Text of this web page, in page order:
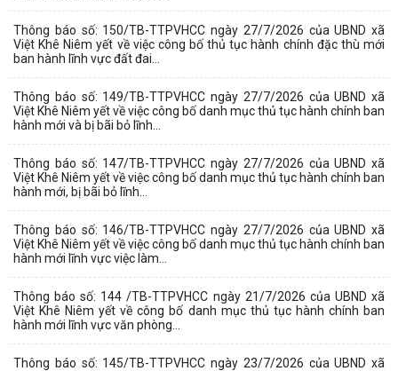
Thông báo số: 150/TB-TTPVHCC ngày 27/7/2026 của UBND xã
Việt Khê Niêm yết về việc công bố thủ tục hành chính đặc thù mới
ban hành lĩnh vực đất đai...
Thông báo số: 149/TB-TTPVHCC ngày 27/7/2026 của UBND xã
Việt Khê Niêm yết về việc công bố danh mục thủ tục hành chính ban
hành mới và bị bãi bỏ lĩnh...
Thông báo số: 147/TB-TTPVHCC ngày 27/7/2026 của UBND xã
Việt Khê Niêm yết về việc công bố danh mục thủ tục hành chính ban
hành mới, bị bãi bỏ lĩnh...
Thông báo số: 146/TB-TTPVHCC ngày 27/7/2026 của UBND xã
Việt Khê Niêm yết về việc công bố danh mục thủ tục hành chính ban
hành mới lĩnh vực việc làm...
Thông báo số: 144 /TB-TTPVHCC ngày 21/7/2026 của UBND xã
Việt Khê Niêm yết về công bố danh mục thủ tục hành chính ban
hành mới lĩnh vực văn phòng...
Thông báo số: 145/TB-TTPVHCC ngày 23/7/2026 của UBND xã